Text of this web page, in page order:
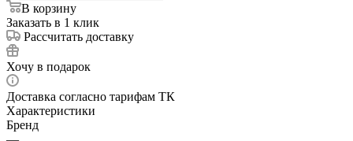
В корзину
Заказать в 1 клик
Рассчитать доставку
Хочу в подарок
Доставка согласно тарифам ТК
Характеристики
Бренд